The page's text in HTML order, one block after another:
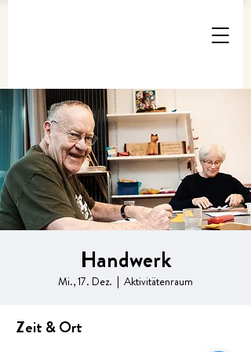
Handwerk
Mi., 17. Dez.
  |
Aktivitätenraum
Zeit & Ort